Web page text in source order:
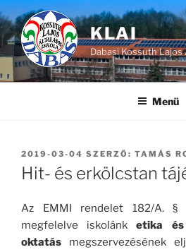
Tartalomhoz
KLAI
Dabasi Kossuth
Menü
BEKÜLDVE:
2019-03-04 SZERZŐ: TAMÁS
Hit- és erkölcstan
Az EMMI rendelet 182/A. §
megfelelve iskolánketika
oktatás megszervezésének